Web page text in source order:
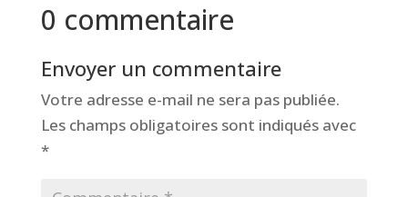
0 commentaire
Envoyer un commentaire
Votre adresse e-mail ne sera pas publiée.
Les champs obligatoires sont indiqués avec
*